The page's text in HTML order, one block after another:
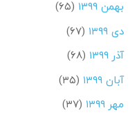
بهمن ۱۳۹۹
(۶۵)
دی ۱۳۹۹
(۶۷)
آذر ۱۳۹۹
(۶۸)
آبان ۱۳۹۹
(۳۵)
مهر ۱۳۹۹
(۳۷)